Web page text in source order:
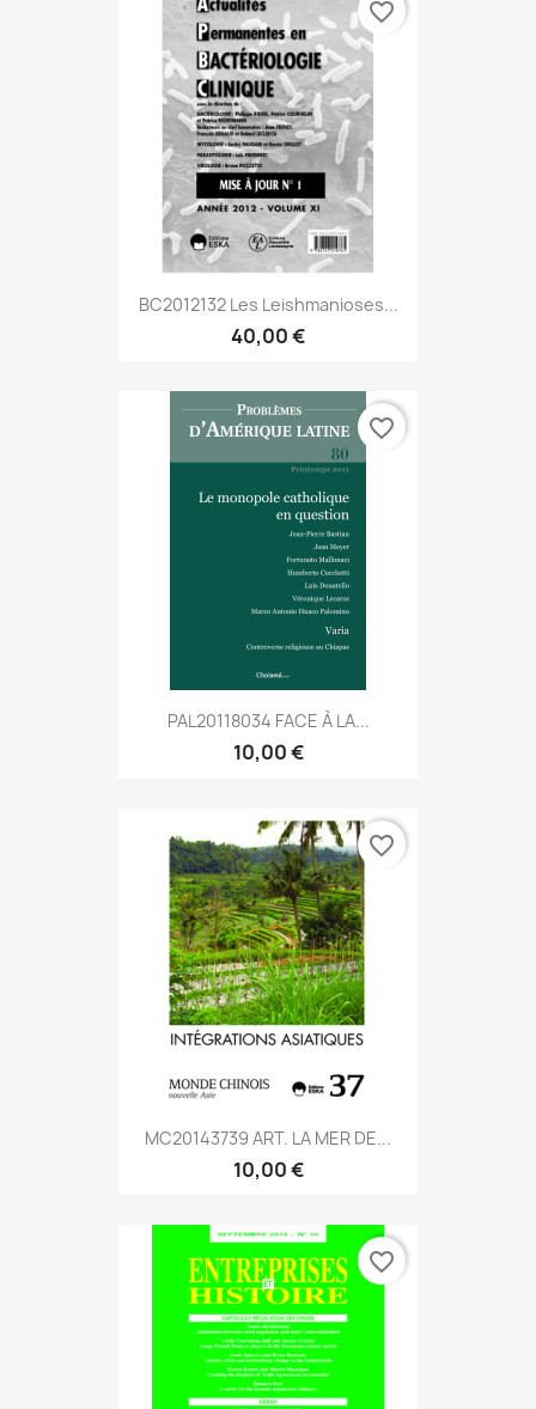
BC2012132 Les Leishmanioses...
40,00 €
favorite_border
PAL20118034 FACE À LA...
10,00 €
favorite_border
MC20143739 ART. LA MER DE...
10,00 €
favorite_border
favorite_border